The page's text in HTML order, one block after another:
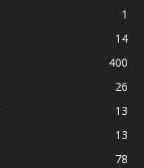
1
14
400
26
13
13
78